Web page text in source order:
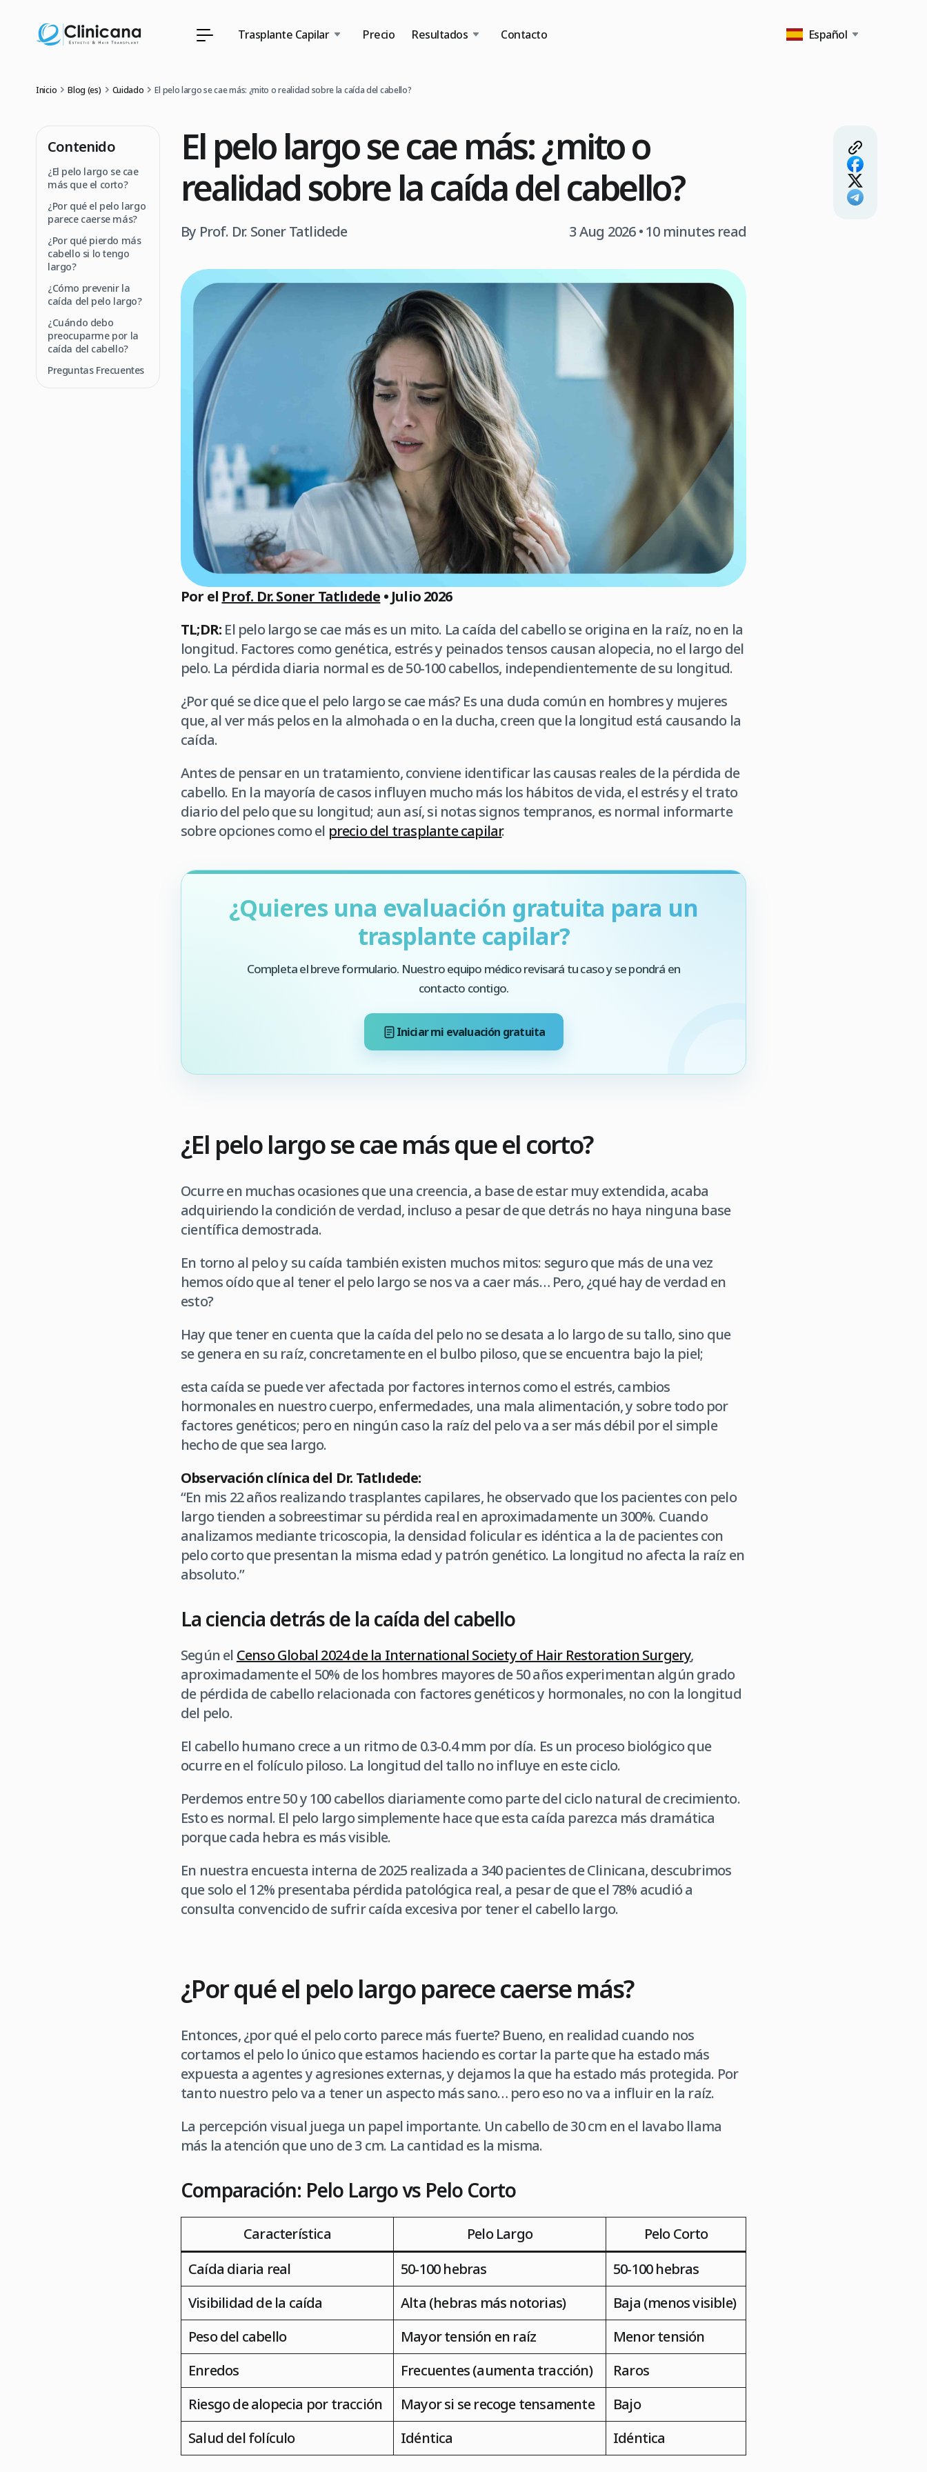
Trasplante Capilar Precio Resultados Contacto Español
Inicio Blog (es) Cuidado El pelo largo se cae más: ¿mito o realidad sobre la caída del cabello?
Contenido
¿El pelo largo se cae
más que el corto?
¿Por qué el pelo largo
parece caerse más?
¿Por qué pierdo más
cabello si lo tengo
largo?
¿Cómo prevenir la
caída del pelo largo?
¿Cuándo debo
preocuparme por la
caída del cabello?
Preguntas Frecuentes
El pelo largo se cae más: ¿mito o
realidad sobre la caída del cabello?
By Prof. Dr. Soner Tatlidede 3 Aug 2026• 10 minutes read
Por el Prof. Dr. Soner Tatlıdede • Julio 2026
TL;DR: El pelo largo se cae más es un mito. La caída del cabello se origina en la raíz, no en la
longitud. Factores como genética, estrés y peinados tensos causan alopecia, no el largo del
pelo. La pérdida diaria normal es de 50-100 cabellos, independientemente de su longitud.
¿Por qué se dice que el pelo largo se cae más? Es una duda común en hombres y mujeres
que, al ver más pelos en la almohada o en la ducha, creen que la longitud está causando la
caída.
Antes de pensar en un tratamiento, conviene identificar las causas reales de la pérdida de
cabello. En la mayoría de casos influyen mucho más los hábitos de vida, el estrés y el trato
diario del pelo que su longitud; aun así, si notas signos tempranos, es normal informarte
sobre opciones como el precio del trasplante capilar.
¿Quieres una evaluación gratuita para un
trasplante capilar?
Completa el breve formulario. Nuestro equipo médico revisará tu caso y se pondrá en
contacto contigo.
Iniciar mi evaluación gratuita
¿El pelo largo se cae más que el corto?
Ocurre en muchas ocasiones que una creencia, a base de estar muy extendida, acaba
adquiriendo la condición de verdad, incluso a pesar de que detrás no haya ninguna base
científica demostrada.
En torno al pelo y su caída también existen muchos mitos: seguro que más de una vez
hemos oído que al tener el pelo largo se nos va a caer más… Pero, ¿qué hay de verdad en
esto?
Hay que tener en cuenta que la caída del pelo no se desata a lo largo de su tallo, sino que
se genera en su raíz, concretamente en el bulbo piloso, que se encuentra bajo la piel;
esta caída se puede ver afectada por factores internos como el estrés, cambios
hormonales en nuestro cuerpo, enfermedades, una mala alimentación, y sobre todo por
factores genéticos; pero en ningún caso la raíz del pelo va a ser más débil por el simple
hecho de que sea largo.
Observación clínica del Dr. Tatlıdede:
“En mis 22 años realizando trasplantes capilares, he observado que los pacientes con pelo
largo tienden a sobreestimar su pérdida real en aproximadamente un 300%. Cuando
analizamos mediante tricoscopia, la densidad folicular es idéntica a la de pacientes con
pelo corto que presentan la misma edad y patrón genético. La longitud no afecta la raíz en
absoluto.”
La ciencia detrás de la caída del cabello
Según el Censo Global 2024 de la International Society of Hair Restoration Surgery,
aproximadamente el 50% de los hombres mayores de 50 años experimentan algún grado
de pérdida de cabello relacionada con factores genéticos y hormonales, no con la longitud
del pelo.
El cabello humano crece a un ritmo de 0.3-0.4 mm por día. Es un proceso biológico que
ocurre en el folículo piloso. La longitud del tallo no influye en este ciclo.
Perdemos entre 50 y 100 cabellos diariamente como parte del ciclo natural de crecimiento.
Esto es normal. El pelo largo simplemente hace que esta caída parezca más dramática
porque cada hebra es más visible.
En nuestra encuesta interna de 2025 realizada a 340 pacientes de Clinicana, descubrimos
que solo el 12% presentaba pérdida patológica real, a pesar de que el 78% acudió a
consulta convencido de sufrir caída excesiva por tener el cabello largo.
¿Por qué el pelo largo parece caerse más?
Entonces, ¿por qué el pelo corto parece más fuerte? Bueno, en realidad cuando nos
cortamos el pelo lo único que estamos haciendo es cortar la parte que ha estado más
expuesta a agentes y agresiones externas, y dejamos la que ha estado más protegida. Por
tanto nuestro pelo va a tener un aspecto más sano… pero eso no va a influir en la raíz.
La percepción visual juega un papel importante. Un cabello de 30 cm en el lavabo llama
más la atención que uno de 3 cm. La cantidad es la misma.
Comparación: Pelo Largo vs Pelo Corto
Característica Pelo Largo
Pelo Corto
Caída diaria real
50-100 hebras
50-100 hebras
Visibilidad de la caída
Alta (hebras más notorias)
Baja (menos visible)
Peso del cabello
Mayor tensión en raíz
Menor tensión
Enredos
Frecuentes (aumenta tracción)
Raros
Riesgo de alopecia por tracción
Mayor si se recoge tensamente
Bajo
Salud del folículo
Idéntica Idéntica